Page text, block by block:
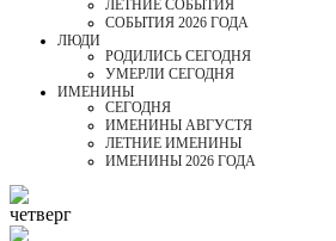
ЛЕТНИЕ СОБЫТИЯ
СОБЫТИЯ 2026 ГОДА
ЛЮДИ
РОДИЛИСЬ СЕГОДНЯ
УМЕРЛИ СЕГОДНЯ
ИМЕНИНЫ
CЕГОДНЯ
ИМЕНИНЫ АВГУСТЯ
ЛЕТНИЕ ИМЕНИНЫ
ИМЕНИНЫ 2026 ГОДА
четверг